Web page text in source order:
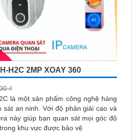
H2C 2MP XOAY 360
₫
là một sản phẩm công nghệ hàng
độ phân giải cao và
này giúp bạn quan sát mọi góc độ
khu vực được bảo vệ